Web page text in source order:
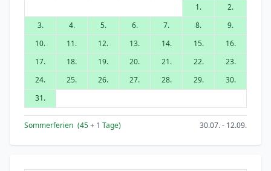
1.
2.
3.
4. 5. 6. 7. 8.
9.
10.
11. 12. 13. 14. 15.
16.
17.
18. 19. 20. 21. 22.
23.
24.
25. 26. 27. 28. 29.
30.
31.
Sommerferien (45+ 1 Tage) 30.07. - 12.09.